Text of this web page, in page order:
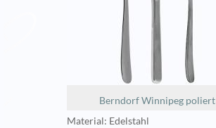
Berndorf Winnipeg poliert
Material: Edelstahl